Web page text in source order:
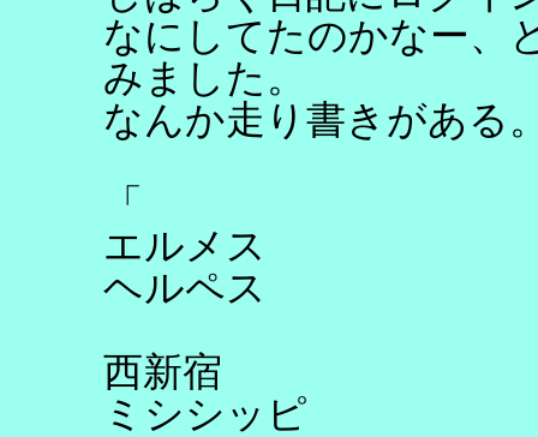
なにしてたのかなー、
みました。
なんか走り書きがある
「
エルメス
ヘルペス
西新宿
ミシシッピ